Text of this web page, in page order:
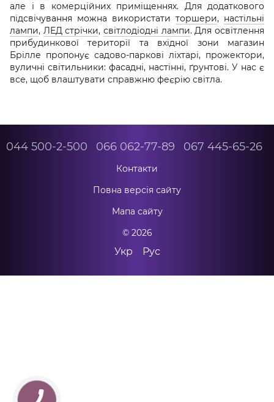
але і в комерційних приміщеннях. Для додаткового
підсвічування можна використати торшери, настільні
лампи, ЛЕД стрічки,світлодіодні лампи. Для освітлення
прибудинкової території та вхідної зони магазин
Брілле пропонує садово-паркові ліхтарі, прожектори,
вуличні світильники: фасадні, настінні, ґрунтові. У нас є
все, щоб влаштувати справжню феєрію світла.
044 500-2-500 066 062-77-89 067 445-65-26
Контакти
Повна версія сайту
Мапа сайту
© 2026
Укр Рус